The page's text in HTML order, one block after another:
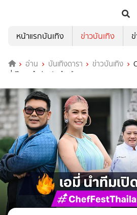
หน้าแรกบันเทิง
ข่าวบันเทิง
อ่าน บันเทิงดารา ข่าวบันเทิง
มี่-ป๊อก นำทีมเปิดศึกเดือด Street Food ภาค